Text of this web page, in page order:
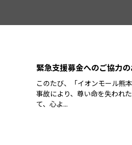
緊急支援募金へのご協力
このたび、「イオンモール熊
事故により、尊い命を失われ
て、心よ...